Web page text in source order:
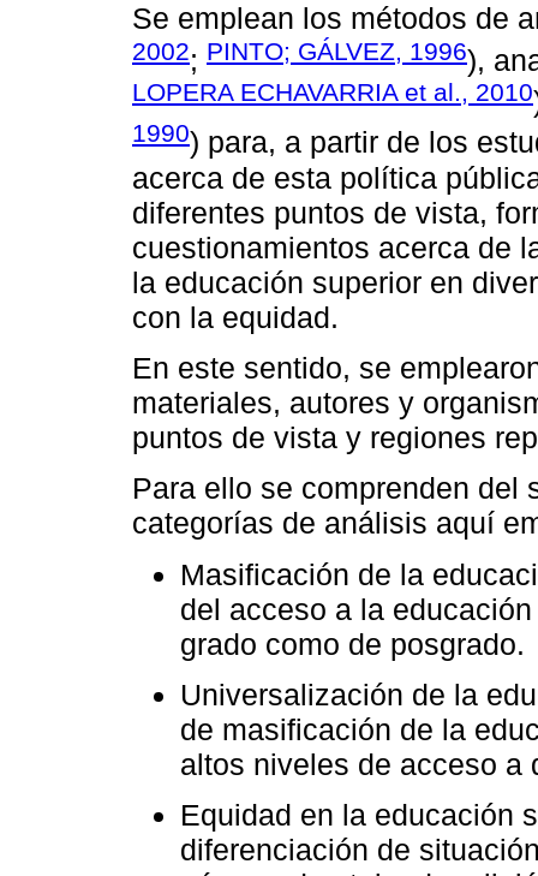
Se emplean los métodos de
2002; PINTO; GÁLVEZ, 1996),
LOPERA ECHAVARRIA et al., 2010
1990) para, a partir de los
acerca de esta política
diferentes puntos de vista,
cuestionamientos acerca de
la educación superior en
con la equidad.
En este sentido, se
materiales, autores y
puntos de vista y regiones
Para ello se comprenden del
categorías de análisis aquí
Masificación de la
del acceso a la
grado como de posgrado.
Universalización de la
de masificación de la
altos niveles de acceso a
Equidad en la educación
diferenciación de